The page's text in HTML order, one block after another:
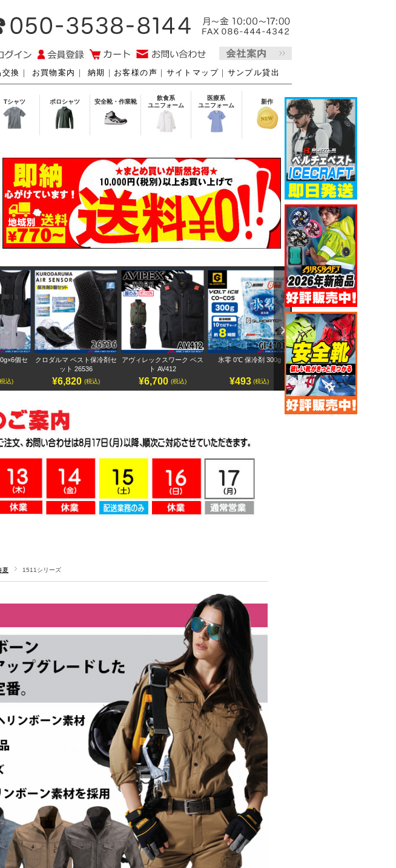
交換 ｜ お買物案内 ｜ 納期 ｜ お客様の声 ｜ サイトマップ ｜ サンプル貸出
Tシャツ ポロシャツ 安全靴・作業靴
飲食系
ユニフォーム
医療系
ユニフォーム
新作
個セ
込)
クロダルマ ベスト保冷剤セ
ット 26536
¥6,820 (税込)
アヴィレックスワーク ベス
ト AV412
¥6,700 (税込)
氷零 0℃ 保冷剤 300g
¥493 (税込)
アヴィレックスワーク 半袖
ブルゾン AV413
¥7,500 (税込)
Next
夏 1511シリーズ